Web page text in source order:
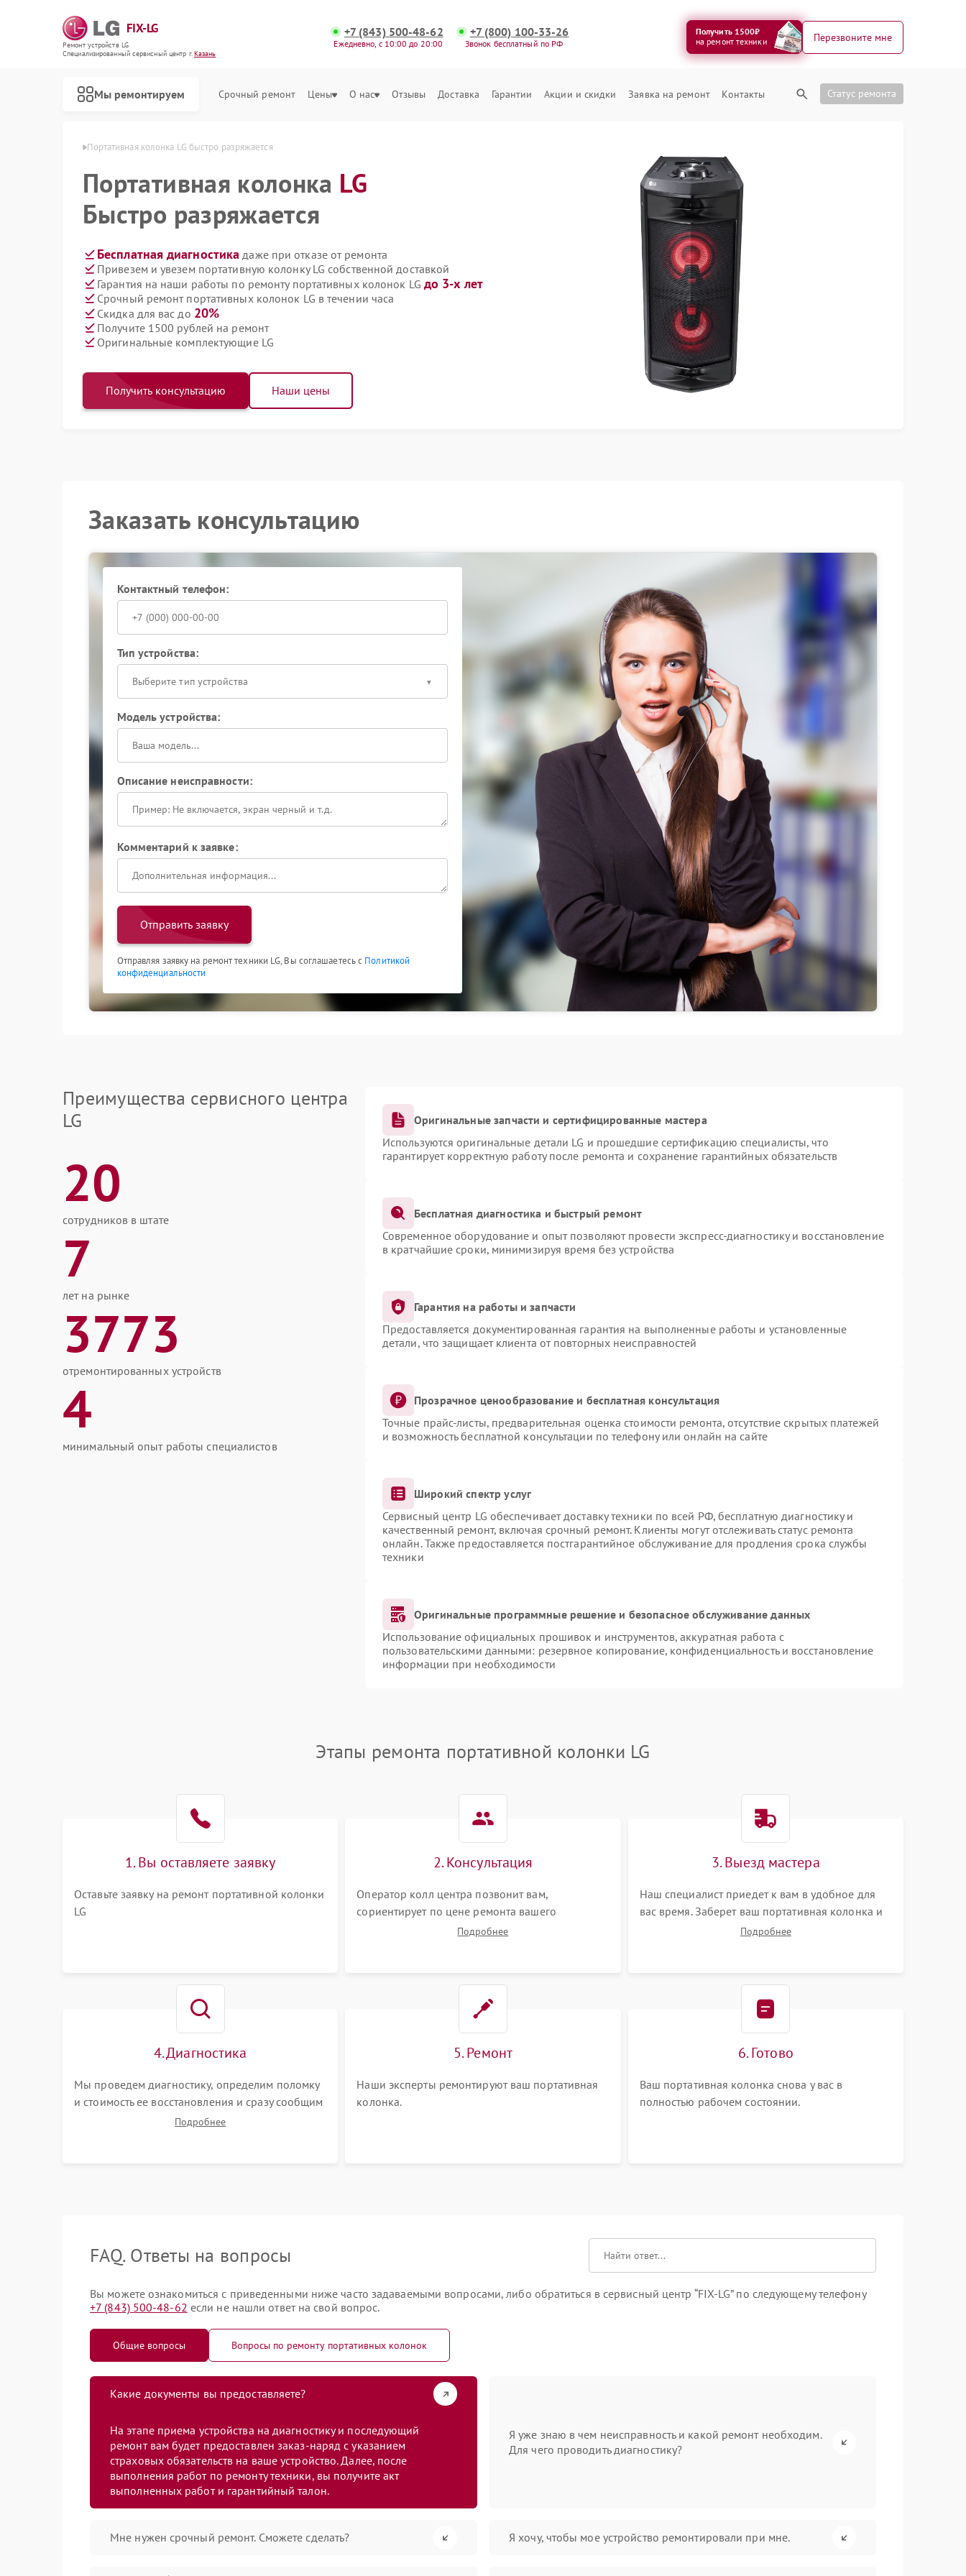
FIX-LG
Ремонт устройств LG
Специализированный cервисный центр г.Казань
+7 (843) 500-48-62
Ежедневно, с 10:00 до 20:00
+7 (800) 100-33-26
Звонок бесплатный по РФ
Получить 1500₽
на ремонт техники
Перезвоните мне
Мы ремонтируем Срочный ремонт Цены О нас Отзывы Доставка Гарантии Акции и скидки Заявка на ремонт Контакты Статус ремонта
Портативная колонка LG быстро разряжается
Портативная колонка LG
Быстро разряжается
Бесплатная диагностика даже при отказе от ремонта
Привезем и увезем портативную колонку LG собственной доставкой
Гарантия на наши работы по ремонту портативных колонок LG до 3-х лет
Срочный ремонт портативных колонок LG в течении часа
Скидка для вас до 20%
Получите 1500 рублей на ремонт
Оригинальные комплектующие LG
Получить консультацию Наши цены
Заказать консультацию
Контактный телефон:
Тип устройства:
Выберите тип устройства
Модель устройства:
Описание неисправности:
Комментарий к заявке:
Отправить заявку
Отправляя заявку на ремонт техники LG, Вы соглашаетесь с Политикой
конфиденциальности
Преимущества сервисного центра
LG
20
сотрудников в штате
7
лет на рынке
3773
отремонтированных устройств
4
минимальный опыт работы специалистов
Оригинальные запчасти и сертифицированные мастера
Используются оригинальные детали LG и прошедшие сертификацию специалисты, что
гарантирует корректную работу после ремонта и сохранение гарантийных обязательств
Бесплатная диагностика и быстрый ремонт
Современное оборудование и опыт позволяют провести экспресс-диагностику и восстановление
в кратчайшие сроки, минимизируя время без устройства
Гарантия на работы и запчасти
Предоставляется документированная гарантия на выполненные работы и установленные
детали, что защищает клиента от повторных неисправностей
Прозрачное ценообразование и бесплатная консультация
Точные прайс-листы, предварительная оценка стоимости ремонта, отсутствие скрытых платежей
и возможность бесплатной консультации по телефону или онлайн на сайте
Широкий спектр услуг
Сервисный центр LG обеспечивает доставку техники по всей РФ, бесплатную диагностику и
качественный ремонт, включая срочный ремонт. Клиенты могут отслеживать статус ремонта
онлайн. Также предоставляется постгарантийное обслуживание для продления срока службы
техники
Оригинальные программные решение и безопасное обслуживание данных
Использование официальных прошивок и инструментов, аккуратная работа с
пользовательскими данными: резервное копирование, конфиденциальность и восстановление
информации при необходимости
Этапы ремонта портативной колонки LG
1. Вы оставляете заявку
Оставьте заявку на ремонт портативной колонки
LG
2. Консультация
Оператор колл центра позвонит вам,
сориентирует по цене ремонта вашего
портативной колонки а также ответит на все
Подробнее
3. Выезд мастера
Наш специалист приедет к вам в удобное для
вас время. Заберет ваш портативная колонка и
привезет на склад для диагностики.
Подробнее
4. Диагностика
Мы проведем диагностику, определим поломку
и стоимость ее восстановления и сразу сообщим
вам о сроках ее починки
Подробнее
5. Ремонт
Наши эксперты ремонтируют ваш портативная
колонка.
6. Готово
Ваш портативная колонка снова у вас в
полностью рабочем состоянии.
FAQ. Ответы на вопросы
Вы можете ознакомиться с приведенными ниже часто задаваемыми вопросами, либо обратиться в сервисный центр “FIX-LG” по следующему телефону
+7 (843) 500-48-62 если не нашли ответ на свой вопрос.
Общие вопросы Вопросы по ремонту портативных колонок
Какие документы вы предоставляете?
На этапе приема устройства на диагностику и последующий
ремонт вам будет предоставлен заказ-наряд с указанием
страховых обязательств на ваше устройство. Далее, после
выполнения работ по ремонту техники, вы получите акт
выполненных работ и гарантийный талон.
Я уже знаю в чем неисправность и какой ремонт необходим.
Для чего проводить диагностику?
Мне нужен срочный ремонт. Сможете сделать? Я хочу, чтобы мое устройство ремонтировали при мне.